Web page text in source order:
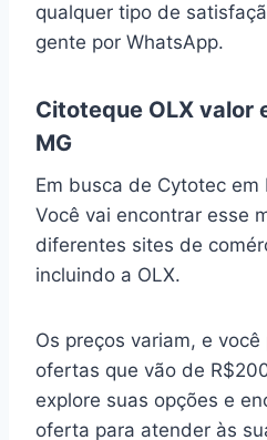
qualquer tipo de
gente por WhatsApp.
Citoteque OLX valor
MG
Em busca de Cytotec em
Você vai encontrar esse
diferentes sites de
incluindo a OLX.
Os preços variam, e
ofertas que vão de
explore suas opções e
oferta para atender às